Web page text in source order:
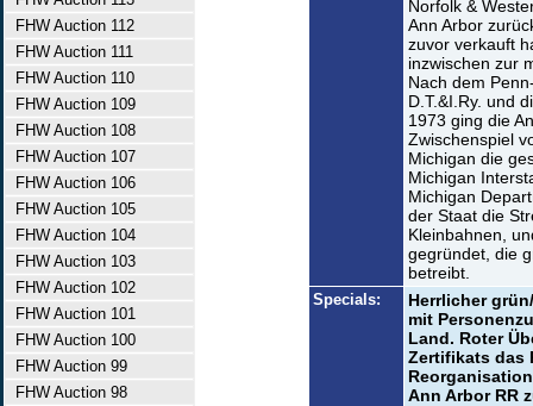
FHW Auction 112
FHW Auction 111
FHW Auction 110
FHW Auction 109
FHW Auction 108
FHW Auction 107
FHW Auction 106
FHW Auction 105
FHW Auction 104
FHW Auction 103
FHW Auction 102
FHW Auction 101
FHW Auction 100
FHW Auction 99
FHW Auction 98
Norfolk &
Ann Arbor
zuvor verkauft
inzwischen zur
Nach dem
D.T.&I.Ry. und
1973 ging die
Zwischenspiel
Michigan die
Michigan
Michigan
der Staat die
Kleinbahnen,
gegründet, die
betreibt.
Specials:
Herrlicher
mit
Land. Roter
Zertifikats das
Ann Arbor RR